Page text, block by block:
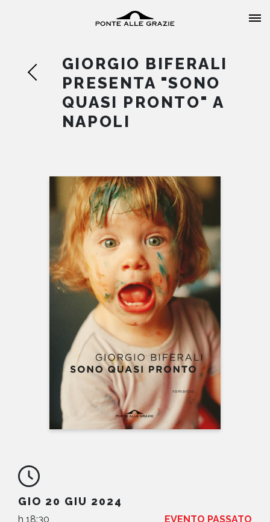
HOME
CATALOGO
AUTORI
EVENTI
NEWS
CONTATTI
GIORGIO BIFERALI
PRESENTA "SONO
QUASI PRONTO" A
NAPOLI
GIO 20 GIU 2024
h 18:30 EVENTO PASSATO